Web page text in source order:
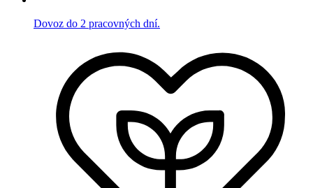
Dovoz do 2 pracovných dní.